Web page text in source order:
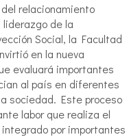
relacionamiento
de la
Social, la Facultad
en la nueva
evaluará importantes
al país en diferentes
sociedad. Este proceso
labor que realiza el
por importantes